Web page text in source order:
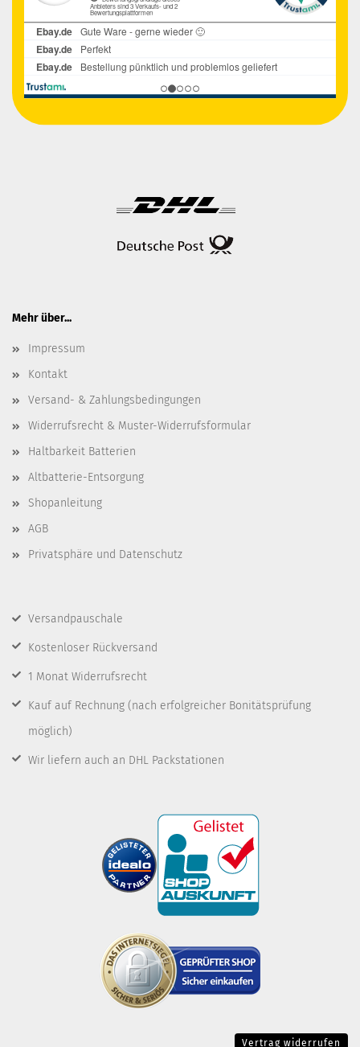
Mehr über...
Impressum
Kontakt
Versand- & Zahlungsbedingungen
Widerrufsrecht & Muster-Widerrufsformular
Haltbarkeit Batterien
Altbatterie-Entsorgung
Shopanleitung
AGB
Privatsphäre und Datenschutz
Versandpauschale
Kostenloser Rückversand
1 Monat Widerrufsrecht
Kauf auf Rechnung (nach erfolgreicher Bonitätsprüfung
möglich)
Wir liefern auch an DHL Packstationen
Vertrag widerrufen